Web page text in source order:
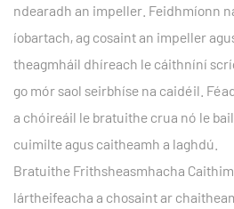
ndearadh an impeller. Feidhmíonn
íobartach, ag cosaint an impeller
theagmháil dhíreach le cáithníní
go mór saol seirbhíse na caidéil.
a chóireáil le bratuithe crua nó le
cuimilte agus caitheamh a laghdú.
Bratuithe Frithsheasmhacha
lártheifeacha a chosaint ar